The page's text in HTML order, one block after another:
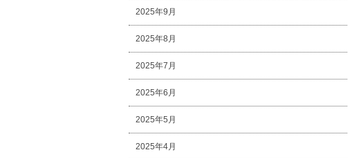
2025年9月
2025年8月
2025年7月
2025年6月
2025年5月
2025年4月